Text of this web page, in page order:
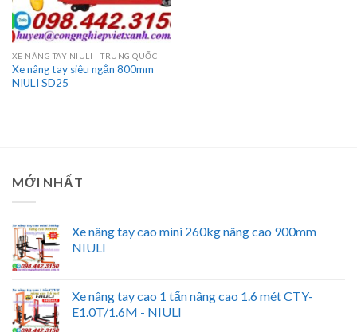
XE NÂNG TAY NIULI - TRUNG QUỐC
Xe nâng tay siêu ngắn 800mm
NIULI SD25
MỚI NHẤT
Xe nâng tay cao mini 260kg nâng cao 900mm
NIULI
Xe nâng tay cao 1 tấn nâng cao 1.6 mét CTY-
E1.0T/1.6M - NIULI